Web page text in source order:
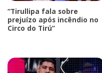
“Tirullipa fala sobre
prejuízo após incêndio no
Circo do Tirú”